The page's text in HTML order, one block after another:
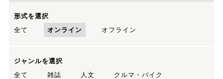
形式を選択
全て
オンライン オフライン
ジャンルを選択
全て
雑誌 人文
クルマ・バイク